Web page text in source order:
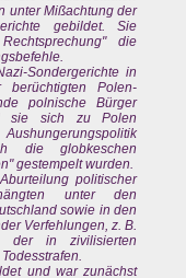
unter Mißachtung der
gebildet. Sie
die
Sondergerichte in
Polen-
polnische Bürger
sie sich zu Polen
die globkeschen
gestempelt wurden.
politischer
unter den
sowie in den
Verfehlungen, z. B.
der in zivilisierten
und war zunächst